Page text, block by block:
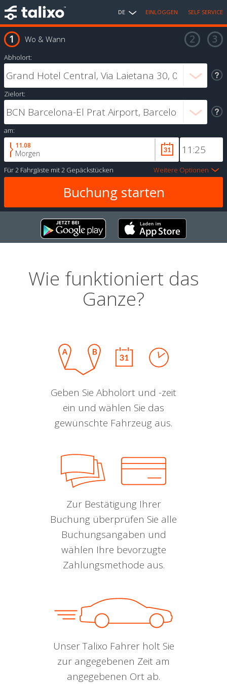
DE EINLOGGEN SELF SERVICE
Wo & Wann
Abholort:
Zielort:
am:
11.08
Morgen
Für2 Fahrgäste mit2 Gepäckstücken Weitere Optionen
Wie funktioniert das
Ganze?
Geben Sie Abholort und -zeit
ein und wählen Sie das
gewünschte Fahrzeug aus.
Zur Bestätigung Ihrer
Buchung überprüfen Sie alle
Buchungsangaben und
wählen Ihre bevorzugte
Zahlungsmethode aus.
Unser Talixo Fahrer holt Sie
zur angegebenen Zeit am
angegebenen Ort ab.